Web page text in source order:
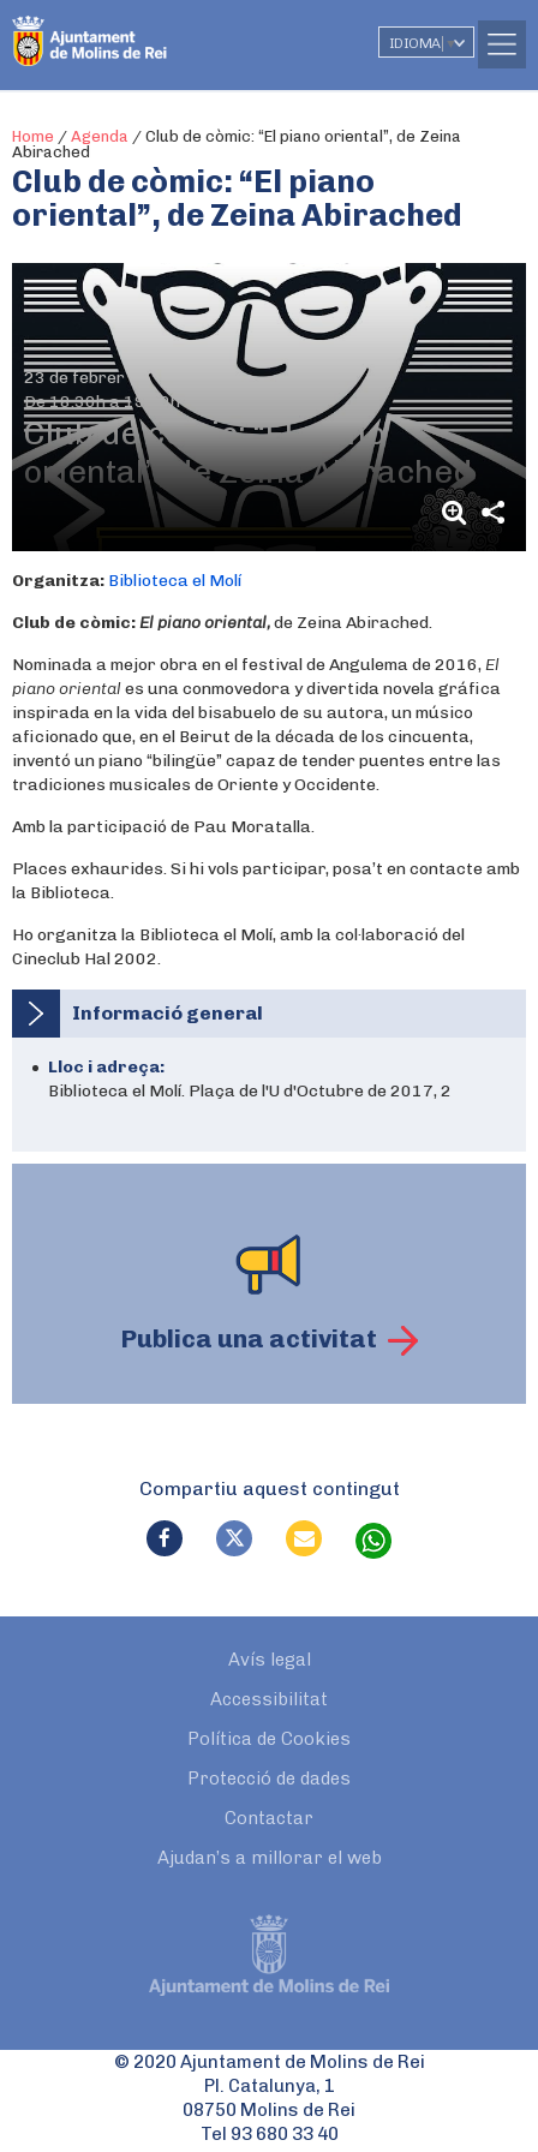
IDIOMA ▼
Home / Agenda / Club de còmic: “El piano oriental”, de Zeina
Abirached
Club de còmic: “El piano
oriental”, de Zeina Abirached
23 de febrer
De 18.30h a 19.30h
Club de còmic: “El piano
oriental”, de Zeina Abirached
Organitza: Biblioteca el Molí
Club de còmic:El piano oriental,de Zeina Abirached.
Nominada a mejor obra en el festival de Angulema de 2016,El
piano orientales una conmovedora y divertida novela gráfica
inspirada en la vida del bisabuelo de su autora, un músico
aficionado que, en el Beirut de la década de los cincuenta,
inventó un piano “bilingüe” capaz de tender puentes entre las
tradiciones musicales de Oriente y Occidente.
Amb la participació de Pau Moratalla.
Places exhaurides. Si hi vols participar, posa’t en contacte amb
la Biblioteca.
Ho organitza la Biblioteca el Molí, amb la col·laboració del
Cineclub Hal 2002.
Informació general
Lloc i adreça:
Biblioteca el Molí. Plaça de l'U d'Octubre de 2017, 2
Publica una activitat
Compartiu aquest contingut
Avís legal
Accessibilitat
Política de Cookies
Protecció de dades
Contactar
Ajudan’s a millorar el web
© 2020 Ajuntament de Molins de Rei
Pl. Catalunya, 1
08750 Molins de Rei
Tel 93 680 33 40